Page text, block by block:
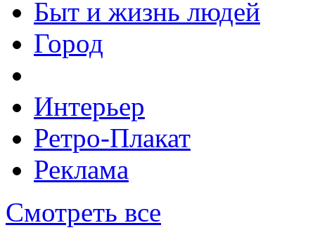
Быт и жизнь людей
Город
Интерьер
Ретро-Плакат
Реклама
Смотреть все